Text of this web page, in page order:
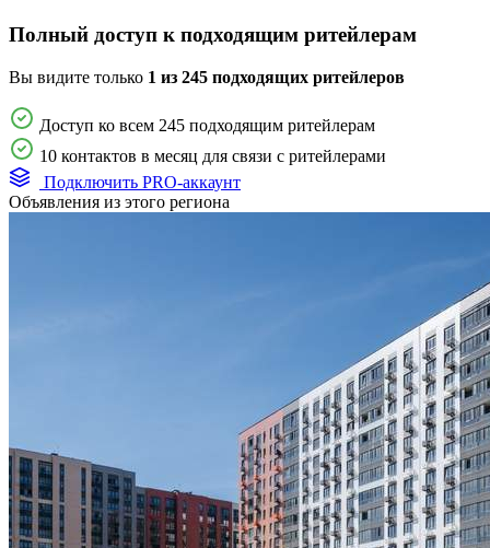
Полный доступ к подходящим ритейлерам
Вы видите только 1 из 245 подходящих ритейлеров
Доступ ко всем 245 подходящим ритейлерам
10 контактов в месяц для связи с ритейлерами
Подключить PRO-аккаунт
Объявления из этого региона